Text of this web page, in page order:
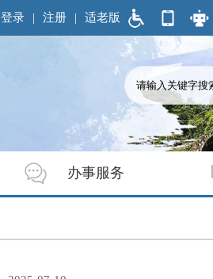
适老版
登录 | 注册 |
办事服务